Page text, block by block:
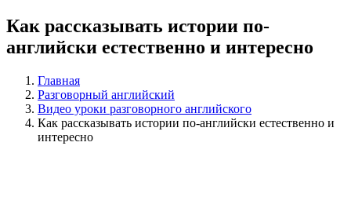
Как рассказывать истории по-
английски естественно и интересно
Главная
Разговорный английский
Видео уроки разговорного английского
Как рассказывать истории по-английски естественно и
интересно